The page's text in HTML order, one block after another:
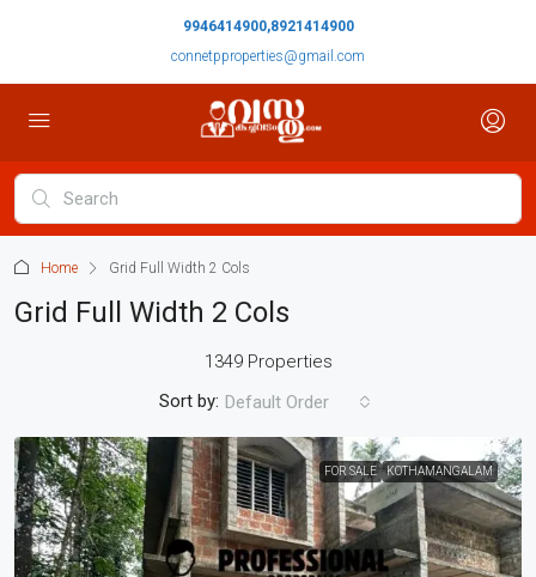
9946414900,8921414900
connetpproperties@gmail.com
Home Grid Full Width 2 Cols
Grid Full Width 2 Cols
1349 Properties
Sort by: Default Order
FOR SALE KOTHAMANGALAM